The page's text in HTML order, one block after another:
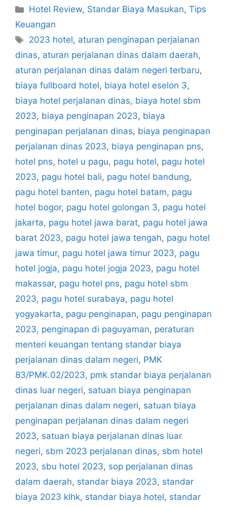
Categories
Hotel Review, Standar Biaya Masukan,Tips
Keuangan
Tags
2023 hotel, aturan penginapan perjalanan
dinas, aturan perjalanan dinas dalam daerah,
aturan perjalanan dinas dalam negeri terbaru,
biaya fullboard hotel, biaya hotel eselon 3,
biaya hotel perjalanan dinas, biaya hotel sbm
2023, biaya penginapan 2023, biaya
penginapan perjalanan dinas, biaya penginapan
perjalanan dinas 2023, biaya penginapan pns,
hotel pns, hotel u pagu, pagu hotel, pagu hotel
2023, pagu hotel bali, pagu hotel bandung,
pagu hotel banten, pagu hotel batam, pagu
hotel bogor, pagu hotel golongan 3, pagu hotel
jakarta, pagu hotel jawa barat, pagu hotel jawa
barat 2023, pagu hotel jawa tengah, pagu hotel
jawa timur, pagu hotel jawa timur 2023, pagu
hotel jogja, pagu hotel jogja 2023, pagu hotel
makassar, pagu hotel pns, pagu hotel sbm
2023, pagu hotel surabaya, pagu hotel
yogyakarta, pagu penginapan, pagu penginapan
2023, penginapan di paguyaman, peraturan
menteri keuangan tentang standar biaya
perjalanan dinas dalam negeri, PMK
83/PMK.02/2023, pmk standar biaya perjalanan
dinas luar negeri, satuan biaya penginapan
perjalanan dinas dalam negeri, satuan biaya
penginapan perjalanan dinas dalam negeri
2023, satuan biaya perjalanan dinas luar
negeri, sbm 2023 perjalanan dinas, sbm hotel
2023, sbu hotel 2023, sop perjalanan dinas
dalam daerah, standar biaya 2023, standar
biaya 2023 klhk, standar biaya hotel, standar